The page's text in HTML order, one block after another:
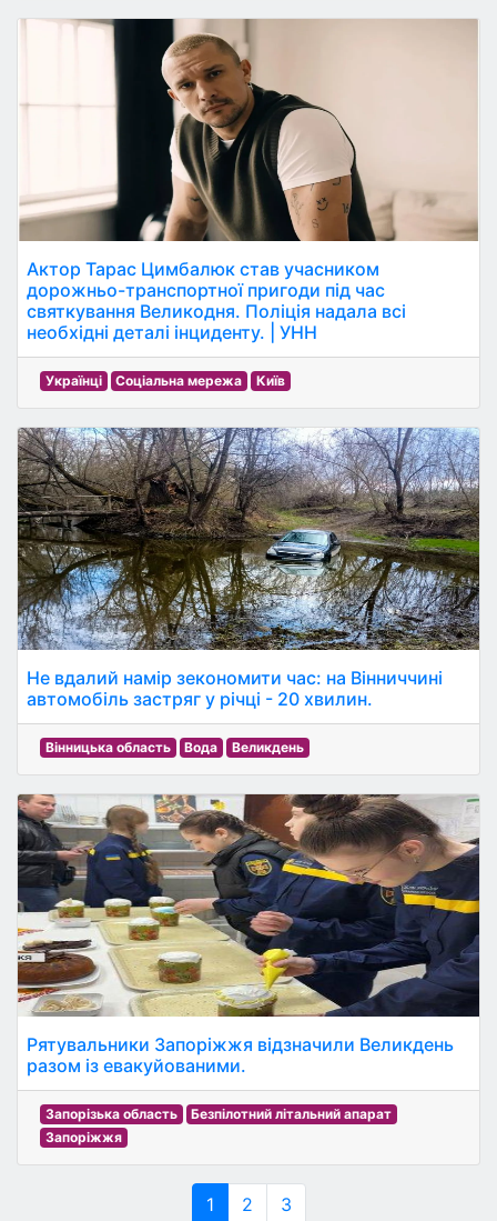
Актор Тарас Цимбалюк став учасником
дорожньо-транспортної пригоди під час
святкування Великодня. Поліція надала всі
необхідні деталі інциденту. | УНН
Українці Соціальна мережа Київ
Не вдалий намір зекономити час: на Вінниччині
автомобіль застряг у річці - 20 хвилин.
Вінницька область Вода Великдень
Рятувальники Запоріжжя відзначили Великдень
разом із евакуйованими.
Запорізька область
Безпілотний літальний апарат
Запоріжжя
1 2 3